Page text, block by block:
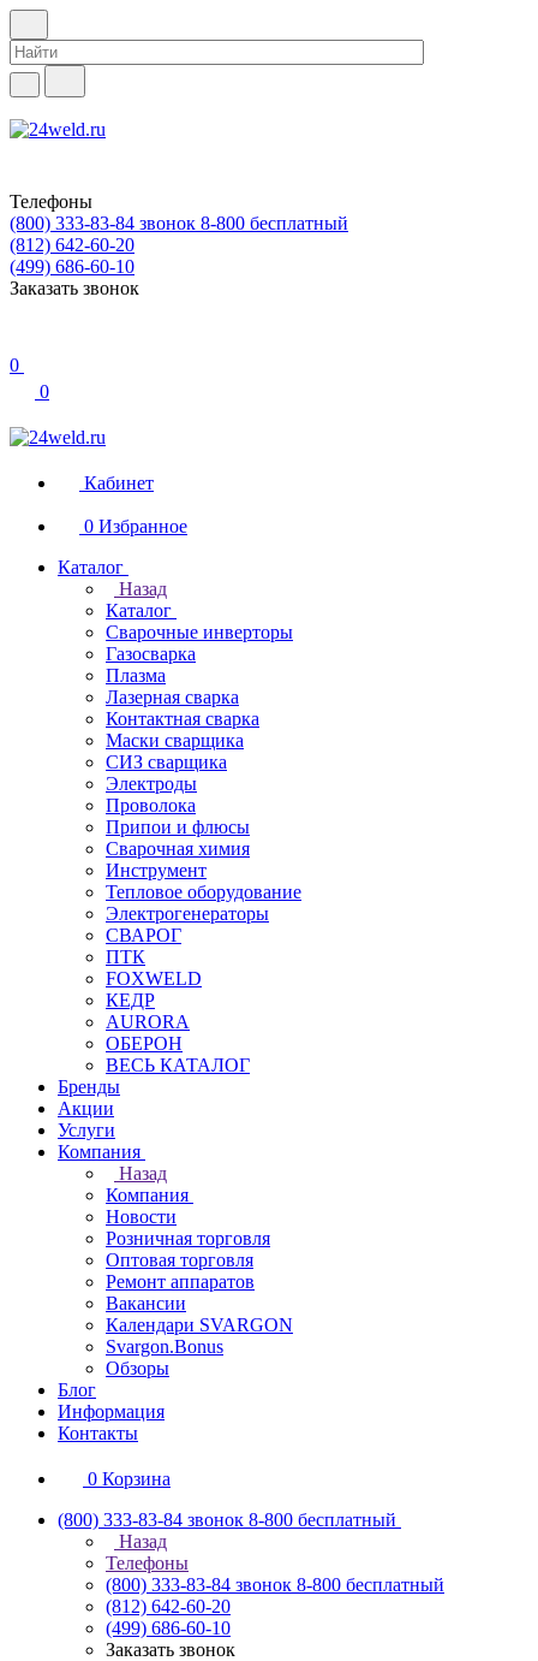
Телефоны
(800) 333-83-84 звонок 8-800 бесплатный
(812) 642-60-20
(499) 686-60-10
Заказать звонок
0
0
Кабинет
0 Избранное
Каталог
Назад
Каталог
Сварочные инверторы
Газосварка
Плазма
Лазерная сварка
Контактная сварка
Маски сварщика
СИЗ сварщика
Электроды
Проволока
Припои и флюсы
Сварочная химия
Инструмент
Тепловое оборудование
Электрогенераторы
СВАРОГ
ПТК
FOXWELD
КЕДР
AURORA
ОБЕРОН
ВЕСЬ КАТАЛОГ
Бренды
Акции
Услуги
Компания
Назад
Компания
Новости
Розничная торговля
Оптовая торговля
Ремонт аппаратов
Вакансии
Календари SVARGON
Svargon.Bonus
Обзоры
Блог
Информация
Контакты
0 Корзина
(800) 333-83-84 звонок 8-800 бесплатный
Назад
Телефоны
(800) 333-83-84 звонок 8-800 бесплатный
(812) 642-60-20
(499) 686-60-10
Заказать звонок